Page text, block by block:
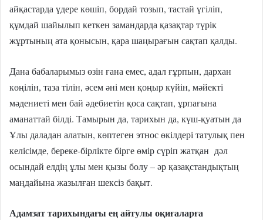
айқастарда үдере көшіп, бордай тозып, тастай үгіліп,
құмдай шайылып кеткен замандарда қазақтар түрік
жұртының ата қонысын, қара шаңырағын сақтап қалды.
Дана бабаларымыз өзін ғана емес, адал ғұрпын, дархан
көңілін, таза тілін, әсем әні мен қоңыр күйін, мәйекті
мәдениеті мен бай әдебиетін қоса сақтап, ұрпағына
аманаттай білді. Тамырын да, тарихын да, күш-қуатын да
Ұлы даладан алатын, көптеген этнос өкілдері татулық пен
келісімде, береке-бірлікте бірге өмір сүріп жатқан дәл
осындай елдің ұлы мен қызы болу – әр қазақстандықтың
маңдайына жазылған шексіз бақыт.
Адамзат тарихындағы ең айтулы оқиғаларға